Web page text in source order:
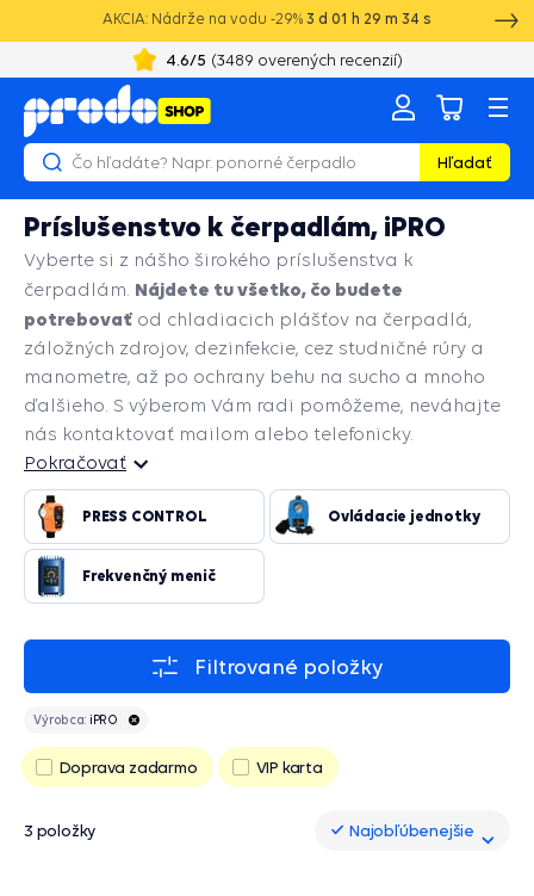
AKCIA: Nádrže na vodu -29% 3 d 01 h 29 m 33 s
4.6/5 (3489 overených recenzií)
Hľadať
Príslušenstvo k čerpadlám, iPRO
Vyberte si z nášho širokého príslušenstva k
čerpadlám. Nájdete tu všetko, čo budete
potrebovať od chladiacich plášťov na čerpadlá,
záložných zdrojov, dezinfekcie, cez studničné rúry a
manometre, až po ochrany behu na sucho a mnoho
ďalšieho. S výberom Vám radi pomôžeme, neváhajte
nás kontaktovať mailom alebo telefonicky.
Pokračovať
PokračovaťPRESS CONTROL Ovládacie jednotky
Frekvenčný menič
Filtrované položky
Výrobca: iPRO
Doprava zadarmo VIP karta
3 položky Najobľúbenejšie
Najobľúbenejšie